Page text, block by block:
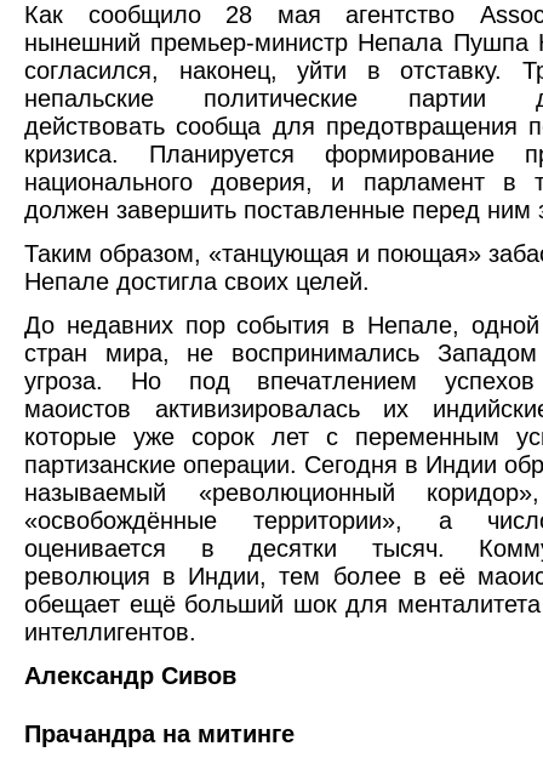
Как сообщило 28 мая агентство
нынешний премьер-министр Непала Пушпа
согласился, наконец, уйти в отставку.
непальские политические партии
действовать сообща для предотвращения
кризиса. Планируется формирование
национального доверия, и парламент в
должен завершить поставленные перед ним
Таким образом, «танцующая и поющая»
Непале достигла своих целей.
До недавних пор события в Непале, одной
стран мира, не воспринимались
угроза. Но под впечатлением успехов
маоистов активизировалась их
которые уже сорок лет с переменным
партизанские операции. Сегодня в Индии
называемый «революционный
«освобождённые территории», а
оценивается в десятки тысяч.
революция в Индии, тем более в её
обещает ещё больший шок для менталитета
интеллигентов.
Александр Сивов
Прачандра на митинге